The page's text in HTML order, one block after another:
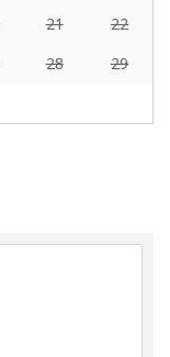
21
22
28
29